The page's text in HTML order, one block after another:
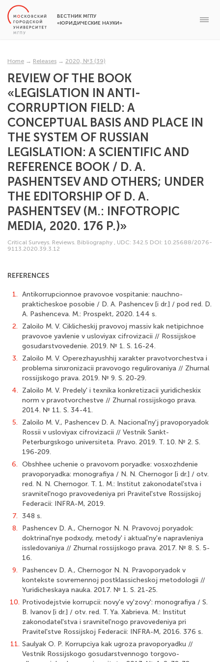
ВЕСТНИК МГПУ
«ЮРИДИЧЕСКИЕ НАУКИ»
Home → Releases → 2020, №3 (39)
REVIEW OF THE BOOK
«LEGISLATION IN ANTI-
CORRUPTION FIELD: A
CONCEPTUAL BASIS AND PLACE IN
THE SYSTEM OF RUSSIAN
LEGISLATION: A SCIENTIFIC AND
REFERENCE BOOK / D. A.
PASHENTSEV AND OTHERS; UNDER
THE EDITORSHIP OF D. A.
PASHENTSEV (M.: INFOTROPIC
MEDIA, 2020. 176 P.)»
Critical Surveys. Reviews. Bibliography , UDC: 342.5 DOI: 10.25688/2076-
9113.2020.39.3.12
REFERENCES
1. Antikorrupcionnoe pravovoe vospitanie: nauchno-
prakticheskoe posobie / D. A. Pashencev [i dr.] / pod red. D.
A. Pashenceva. M.: Prospekt, 2020. 144 s.
2.
Zaloilo M. V. Ciklicheskij pravovoj massiv kak netipichnoe
pravovoe yavlenie v usloviyax cifrovizacii // Rossijskoe
gosudarstvovedenie. 2019. № 1. S. 16-24.
3.
Zaloilo M. V. Operezhayushhij xarakter pravotvorchestva i
problema sinxronizacii pravovogo regulirovaniya // Zhurnal
rossijskogo prava. 2019. № 9. S. 20-29.
4. Zaloilo M. V. Predely' i texnika konkretizacii yuridicheskix
norm v pravotvorchestve // Zhurnal rossijskogo prava.
2014. № 11. S. 34-41.
5.
Zaloilo M. V., Pashencev D. A. Nacional'ny'j pravoporyadok
Rossii v usloviyax cifro­vizacii // Vestnik Sankt-
Peterburgskogo universiteta. Pravo. 2019. T. 10. № 2. S.
196-209.
6. Obshhee uchenie o pravovom poryadke: vosxozhdenie
pravoporyadka: monografiya / N. N. Chernogor [i dr.] / otv.
red. N. N. Chernogor. T. 1. M.: Institut zakonodatel'stva i
sravnitel'nogo pravovedeniya pri Pravitel'stve Rossijskoj
Federacii: INFRA-M, 2019.
7. 348 s.
8.
Pashencev D. A., Chernogor N. N. Pravovoj poryadok:
doktrinal'nye podxody, metody' i aktual'ny'e napravleniya
issledovaniya // Zhurnal rossijskogo prava. 2017. № 8. S. 5-
16.
9.
Pashencev D. A., Chernogor N. N. Pravoporyadok v
kontekste sovremennoj postklassicheskoj metodologii //
Yuridicheskaya nauka. 2017. № 1. S. 21-25.
10. Protivodejstvie korrupcii: novy'e vy'zovy': monografiya / S.
B. Ivanov [i dr.] / otv. red. T. Ya. Xabrieva. M.: Institut
zakonodatel'stva i sravnitel'nogo pravovedeniya pri
Pravitel'stve Rossijskoj Federacii: INFRA-M, 2016. 376 s.
11. Saulyak O. P. Korrupciya kak ugroza pravoporyadku //
Vestnik Rossijskogo gosudarstvennogo torgovo-